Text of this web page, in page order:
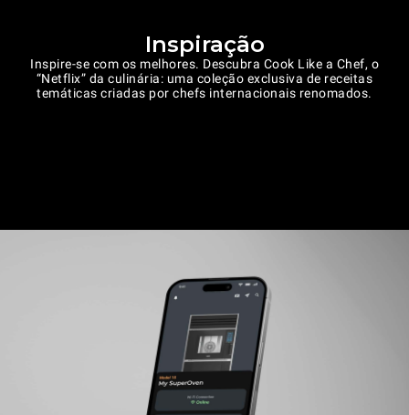
Inspiração
Inspire-se com os melhores. Descubra Cook Like a Chef, o
“Netflix” da culinária: uma coleção exclusiva de receitas
temáticas criadas por chefs internacionais renomados.